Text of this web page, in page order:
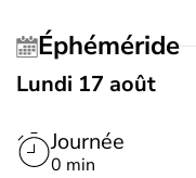
Éphéméride
Lundi 17 août
Journée
0 min